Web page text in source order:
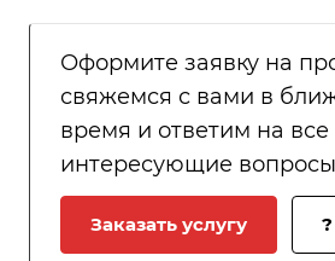
Оформите заявку на
свяжемся с вами в
время и ответим на все
интересующие
Заказать услугу ?